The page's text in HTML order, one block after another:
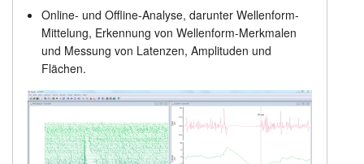
Online- und Offline-Analyse, darunter Wellenform-
Mittelung, Erkennung von Wellenform-Merkmalen
und Messung von Latenzen, Amplituden und
Flächen.